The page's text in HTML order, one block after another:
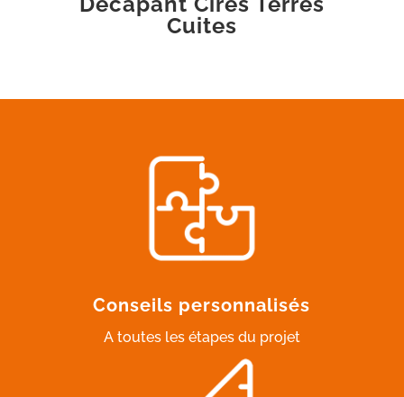
Cuites
Conseils personnalisés
A toutes les étapes du projet